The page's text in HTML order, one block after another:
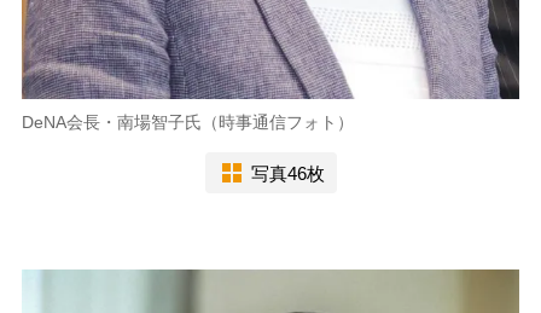
DeNA会長・南場智子氏（時事通信フォト）
写真46枚